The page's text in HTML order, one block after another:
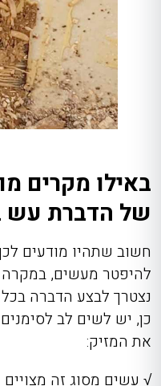
באילו מקרים
של הדברת עש
חשוב שתהיו מודעים
להיפטר מעשים,
נצטרך לבצע הדברה
כן, יש לשים לב
את המזיק:
√ עשים מסוג זה